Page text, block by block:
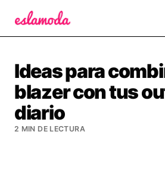
Ideas para
blazer con tus
diario
2 MIN DE LECTURA